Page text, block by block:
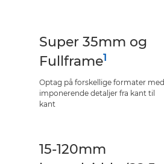
Super 35mm og
Fullframe1
Optag på forskellige formater med
imponerende detaljer fra kant til
kant
15-120mm